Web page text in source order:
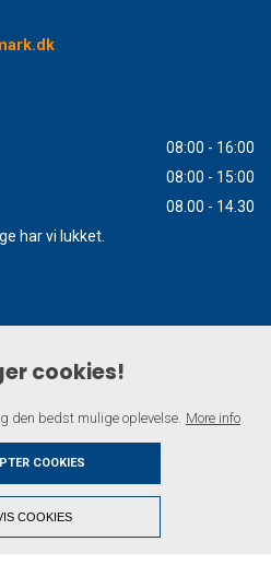
08:00 - 16:00
08:00 - 15:00
08.00 - 14.30
har vi lukket.
08.00 - 13.30
cookies!
den bedst mulige oplevelse. More info
COOKIES
COOKIES